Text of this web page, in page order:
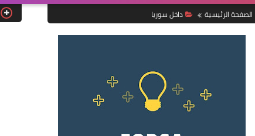
الصفحة الرئيسية داخل سوريا